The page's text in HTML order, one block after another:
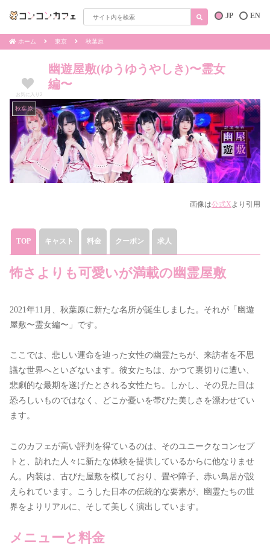
EN
JP
ホーム 東京 秋葉原
お気に入り 2
幽遊屋敷(ゆうゆうやしき)〜霊女
編〜
秋葉原
画像は公式Xより 引用
TOP キャスト 料金 クーポン 求人
怖さよりも可愛いが満載の幽霊屋敷
2021年11月、秋葉原に新たな名所が誕生しました。それが「幽遊
屋敷〜霊女編〜」です。
ここでは、悲しい運命を辿った女性の幽霊たちが、来訪者を不思
議な世界へといざないます。彼女たちは、かつて裏切りに遭い、
悲劇的な最期を遂げたとされる女性たち。しかし、その見た目は
恐ろしいものではなく、どこか憂いを帯びた美しさを漂わせてい
ます。
このカフェが高い評判を得ているのは、そのユニークなコンセプ
トと、訪れた人々に新たな体験を提供しているからに他なりませ
ん。内装は、古びた屋敷を模しており、畳や障子、赤い鳥居が設
えられています。こうした日本の伝統的な要素が、幽霊たちの世
界をよりリアルに、そして美しく演出しています。
メニューと料金